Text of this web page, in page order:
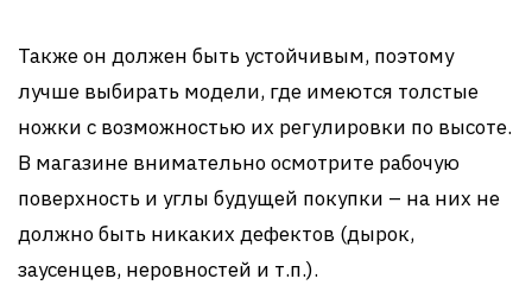
Также он должен быть устойчивым, поэтому
лучше выбирать модели, где имеются толстые
ножки с возможностью их регулировки по высоте.
В магазине внимательно осмотрите рабочую
поверхность и углы будущей покупки – на них не
должно быть никаких дефектов (дырок,
заусенцев, неровностей и т.п.).